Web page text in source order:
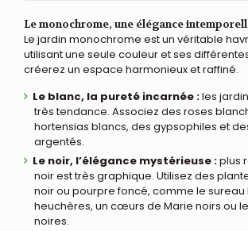
Le monochrome, une élégance
Le jardin monochrome est un véritable
utilisant une seule couleur et ses
créerez un espace harmonieux et raffiné.
Le blanc, la pureté incarnée :les
très tendance. Associez des roses
hortensias blancs, des gypsophiles et
argentés.
Le noir, l’élégance mystérieuse :plus
noir est très graphique. Utilisez des
noir ou pourpre foncé, comme le sureau
heuchères, un cœurs de Marie noirs ou
noires.